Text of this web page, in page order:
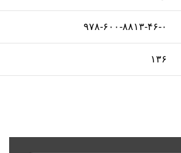
۹۷۸-۶۰۰-۸۸۱۳-۴۶-۰
۱۳۶